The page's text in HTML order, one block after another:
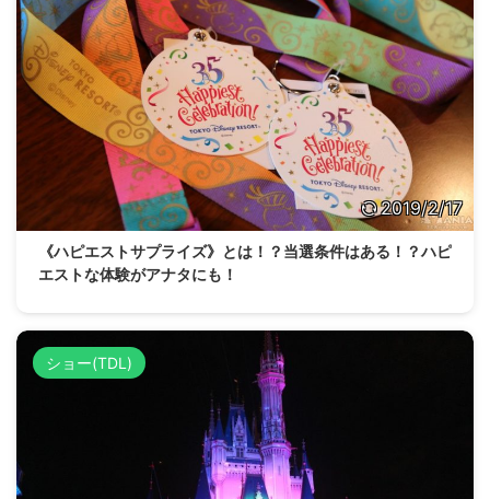
2019/2/17
《ハピエストサプライズ》とは！？当選条件はある！？ハピ
エストな体験がアナタにも！
ショー(TDL)